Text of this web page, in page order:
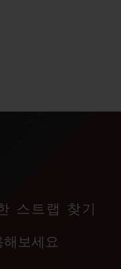
스트랩 찾기
해보세요